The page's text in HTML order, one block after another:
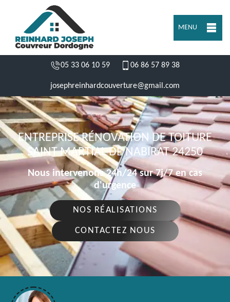
MENU
05 33 06 10 59 06 86 57 89 38
josephreinhardcouverture@gmail.com
ENTREPRISE RÉNOVATION DE TOITURE
SAINT MARTIAL DE NABIRAT 24250
Nous intervenons 24h/24 sur 7j/7 en cas
d'urgence
NOS RÉALISATIONS
CONTACTEZ NOUS